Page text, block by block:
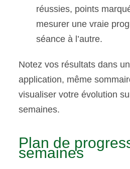
réussies, points
mesurer une vraie
séance à l’autre.
Notez vos résultats dans
application, même
visualiser votre évolution
semaines.
Plan de
semaines